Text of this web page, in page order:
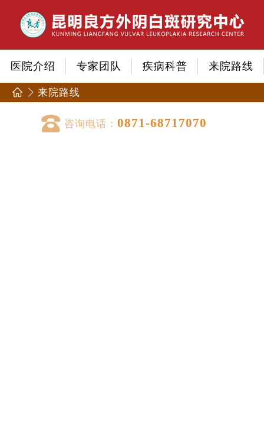
医院介绍 专家团队 疾病科普 来院路线
来院路线
咨询电话：0871-68717070